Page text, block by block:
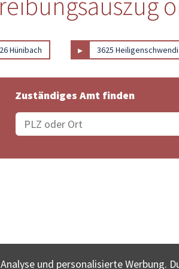
Hünibach ▸ 3625 Heiligenschwendi
Zuständiges Amt finden
und personalisierte Werbung.